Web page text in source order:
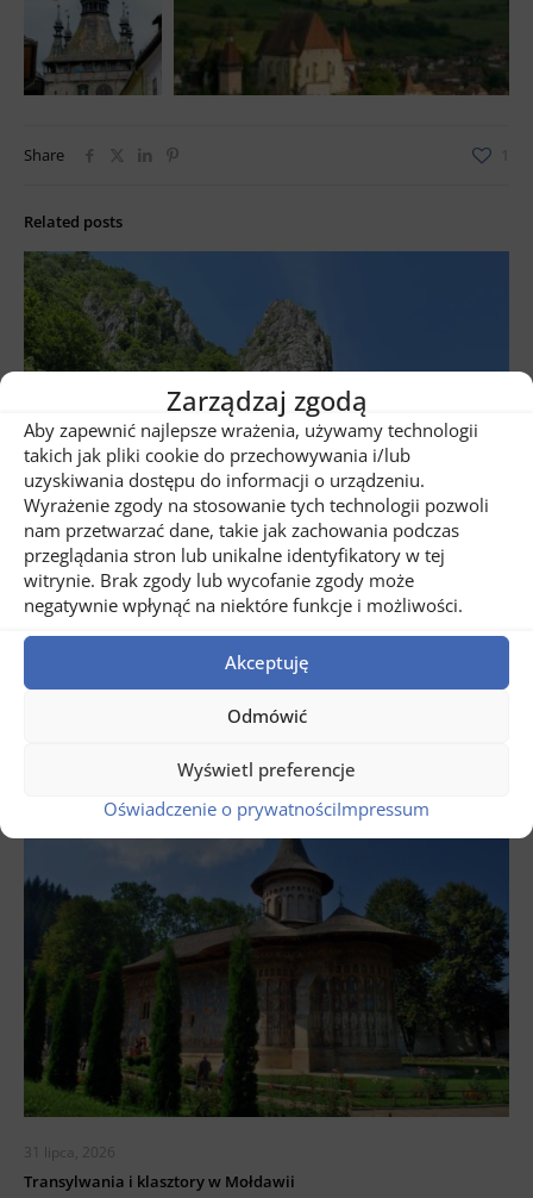
Zarządzaj zgodą
Aby zapewnić najlepsze wrażenia, używamy technologii
takich jak pliki cookie do przechowywania i/lub
uzyskiwania dostępu do informacji o urządzeniu.
Wyrażenie zgody na stosowanie tych technologii pozwoli
nam przetwarzać dane, takie jak zachowania podczas
przeglądania stron lub unikalne identyfikatory w tej
witrynie. Brak zgody lub wycofanie zgody może
negatywnie wpłynąć na niektóre funkcje i możliwości.
Akceptuję
Odmówić
Wyświetl preferencje
Oświadczenie o prywatnościImpressum
Share
Related posts
31 lipca, 2026
Wycieczka po regionie Banat w Rumunii
31 lipca, 2026
Transylwania i klasztory w Mołdawii